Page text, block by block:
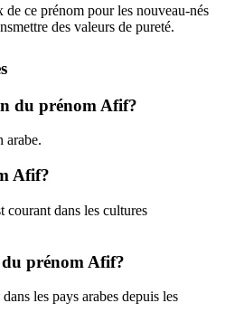
ce prénom pour les nouveau-nés
des valeurs de pureté.
du prénom Afif?
arabe.
Afif?
courant dans les cultures
prénom Afif?
les pays arabes depuis les